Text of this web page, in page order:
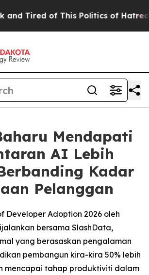
of This Politics of Hatred” The
Mendapati
AI Lebih
Kadar
Pelanggan
Developer Adoption 2026 oleh
bersama SlashData,
yang berasaskan pengalaman
pembangun kira-kira 50% lebih
mencapai tahap produktiviti dalam